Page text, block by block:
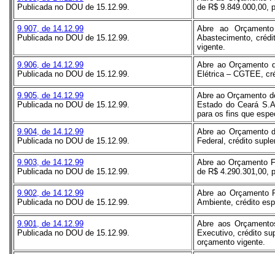
Publicada no DOU de 15.12.99.
de R$ 9.849.000,00,
9.907, de 14.12.99
Publicada no DOU de 15.12.99.
Abre ao
Abastecimento,
vigente.
9.906, de 14.12.99
Publicada no DOU de 15.12.99.
Abre ao Orçamento
Elétrica – CGTEE,
9.905, de 14.12.99
Publicada no DOU de 15.12.99.
Abre ao Orçamento
Estado do Ceará
para os fins que
9.904, de 14.12.99
Publicada no DOU de 15.12.99.
Abre ao Orçamento
Federal, crédito
9.903, de 14.12.99
Publicada no DOU de 15.12.99.
Abre ao Orçamento
de R$ 4.290.301,00,
9.902, de 14.12.99
Publicada no DOU de 15.12.99.
Abre ao Orçamento
Ambiente, crédito
9.901, de 14.12.99
Publicada no DOU de 15.12.99.
Abre aos
Executivo, crédito
orçamento vigente.